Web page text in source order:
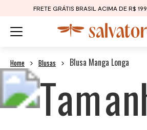
FRETE GRÁTIS BRASIL ACIMA DE R$ 199
Blusas Blusa Manga Longa